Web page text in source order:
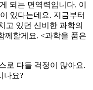
되는 면역력입니다. 이
있다는데요. 지금부터
고 있던 신비한 과학의
께할게요. <과학을 품은
로 다들 걱정이 많아요.
나요?